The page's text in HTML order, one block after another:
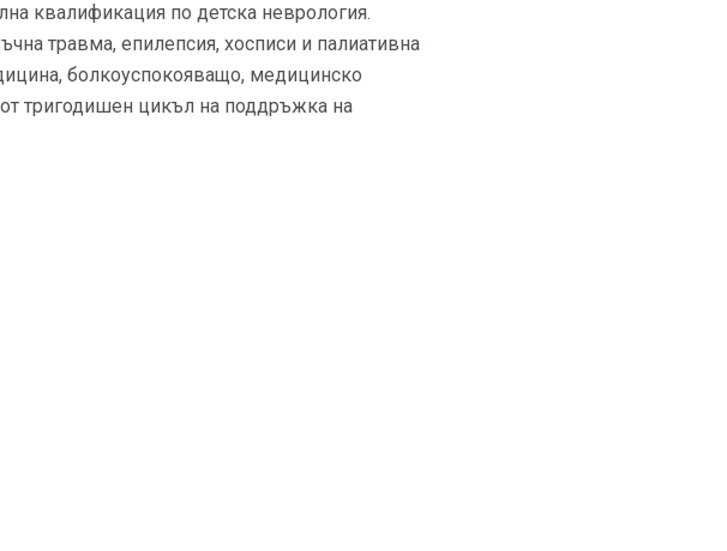
квалификация по детска неврология.
травма, епилепсия, хосписи и палиативна
болкоуспокояващо, медицинско
тригодишен цикъл на поддръжка на